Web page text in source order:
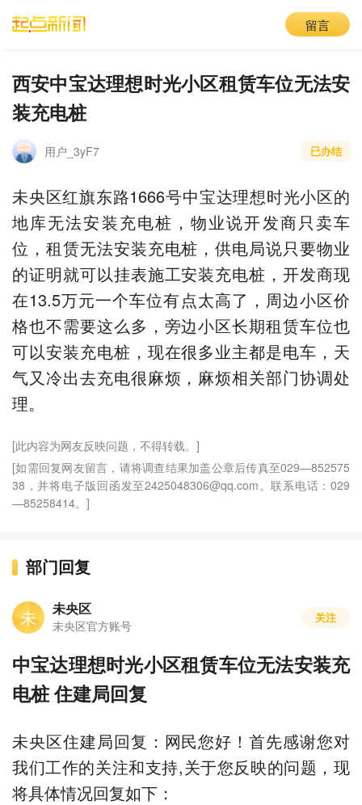
留言
西安中宝达理想时光小区租赁车位无法安
装充电桩
用户_3yF7 已办结
未央区红旗东路1666号中宝达理想时光小区的
地库无法安装充电桩，物业说开发商只卖车
位，租赁无法安装充电桩，供电局说只要物业
的证明就可以挂表施工安装充电桩，开发商现
在13.5万元一个车位有点太高了，周边小区价
格也不需要这么多，旁边小区长期租赁车位也
可以安装充电桩，现在很多业主都是电车，天
气又冷出去充电很麻烦，麻烦相关部门协调处
理。
[此内容为网友反映问题，不得转载。]
[如需回复网友留言，请将调查结果加盖公章后传真至029—852575
38，并将电子版回函发至2425048306@qq.com。联系电话：029
—85258414。]
部门回复
未 未央区
未央区官方账号
关注
中宝达理想时光小区租赁车位无法安装充
电桩 住建局回复
未央区住建局回复：网民您好！首先感谢您对
我们工作的关注和支持,关于您反映的问题，现
将具体情况回复如下：